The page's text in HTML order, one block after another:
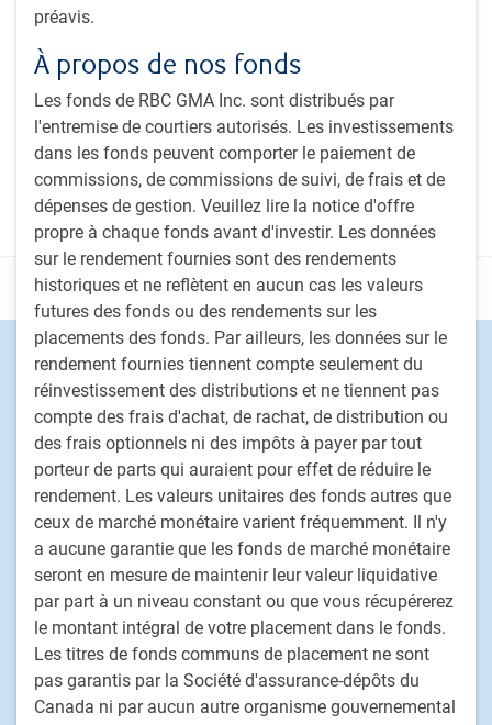
préavis.
À propos de nos fonds
Les fonds de RBC GMA Inc. sont distribués par
l'entremise de courtiers autorisés. Les investissements
dans les fonds peuvent comporter le paiement de
commissions, de commissions de suivi, de frais et de
dépenses de gestion. Veuillez lire la notice d'offre
propre à chaque fonds avant d'investir. Les données
sur le rendement fournies sont des rendements
historiques et ne reflètent en aucun cas les valeurs
futures des fonds ou des rendements sur les
placements des fonds. Par ailleurs, les données sur le
rendement fournies tiennent compte seulement du
réinvestissement des distributions et ne tiennent pas
compte des frais d'achat, de rachat, de distribution ou
des frais optionnels ni des impôts à payer par tout
porteur de parts qui auraient pour effet de réduire le
rendement. Les valeurs unitaires des fonds autres que
ceux de marché monétaire varient fréquemment. Il n'y
a aucune garantie que les fonds de marché monétaire
seront en mesure de maintenir leur valeur liquidative
par part à un niveau constant ou que vous récupérerez
le montant intégral de votre placement dans le fonds.
Les titres de fonds communs de placement ne sont
pas garantis par la Société d'assurance-dépôts du
Canada ni par aucun autre organisme gouvernemental
Balado Le pouls du sector institutionnel (The
Institutional Beat Podcast)
Sabonner
Déclarations
Footer
Capacités d'investissement
Actions
Titres à revenu fixe
Solutions déléguées de portefeuille
Stratégies de placement fondé sur le passif
Marchés privés
Placements alternatifs
Solutions multi-actifs personnalisées
Procédure de traitement des plaintes de clients
PH&N Institutionnel
À propos de nous